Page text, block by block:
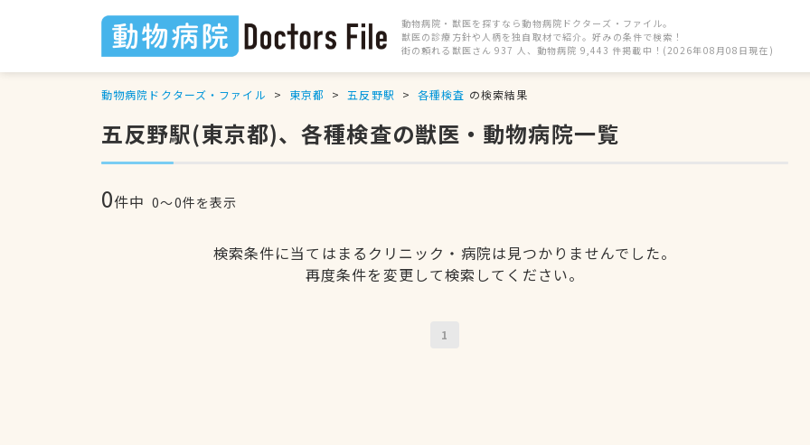
動物病院・獣医を探すなら動物病院ドクターズ・ファイル。
獣医の診療方針や人柄を独自取材で紹介。好みの条件で検索！
街の頼れる獣医さん 937 人、動物病院 9,443 件掲載中！(2026年08月08日現在)
動物病院ドクターズ・ファイル 東京都 五反野駅 各種検査 の検索結果
五反野駅(東京都)、各種検査の獣医・動物病院一覧
0件中 0〜0件を表示
検索条件に当てはまるクリニック・病院は見つかりませんでした。
再度条件を変更して検索してください。
1